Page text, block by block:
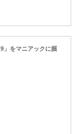
」をマニアックに掘